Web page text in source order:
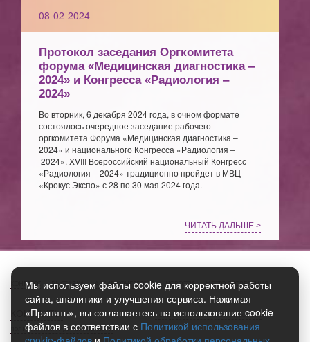
08-02-2024
Протокол заседания Оргкомитета
форума «Медицинская диагностика ‒
2024» и Конгресса «Радиология ‒
2024»
Во вторник, 6 декабря 2024 года, в очном формате
состоялось очередное заседание рабочего
оргкомитета Форума «Медицинская диагностика ‒
2024» и национального Конгресса «Радиология ‒
2024». XVIII Всероссийский национальный Конгресс
«Радиология ‒ 2024» традиционно пройдет в МВЦ
«Крокус Экспо» с 28 по 30 мая 2024 года.
ЧИТАТЬ ДАЛЬШЕ >
КОНГРЕСС ВЫСТАВКА АРХИВ КОНГРЕССОВ НОВОСТИ МЕСТО ПРОВЕДЕНИЯ
КОНТАКТЫ
ПОЛИТИКА ИСПОЛЬЗОВАНИЯ COOKIES
ПОЛИТИКА КОНФИДЕНЦИАЛЬНОСТИ
Мы используем файлы cookie для корректной работы
сайта, аналитики и улучшения сервиса. Нажимая
«Принять», вы соглашаетесь на использование cookie-
файлов в соответствии с Политикой использования